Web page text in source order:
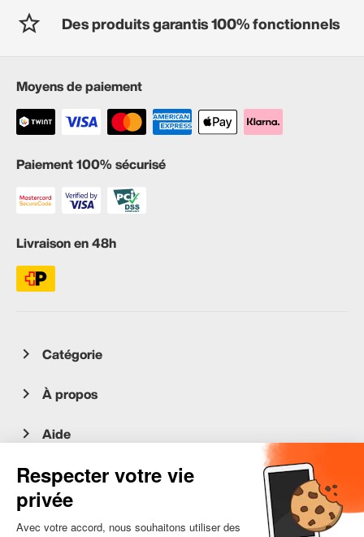
Des produits garantis 100% fonctionnels
Moyens de paiement
Paiement 100% sécurisé
Livraison en 48h
Catégorie
À propos
Aide
Service client
occasion.migros.mobile@recommerce.com